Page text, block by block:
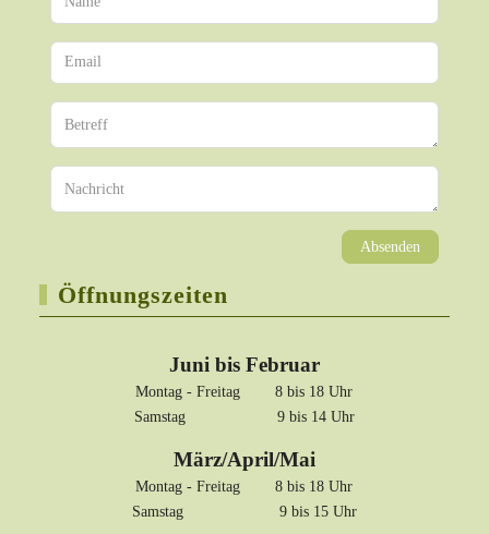
Absenden
Öffnungszeiten
Juni bis Februar
Montag - Freitag 8 bis 18 Uhr
Samstag 9 bis 14 Uhr
März/April/Mai
Montag - Freitag 8 bis 18 Uhr
Samstag 9 bis 15 Uhr